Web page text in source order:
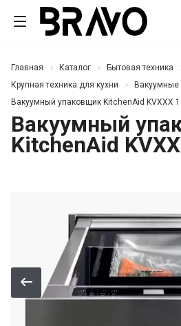
Главная Каталог
Бытовая техника
Крупная техника для кухни
Вакуумные
Вакуумный упаковщик KitchenAid KVXXX
Вакуумный
KitchenAid